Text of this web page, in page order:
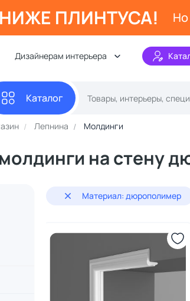
ПЛИНТУСА!
Дизайнерам интерьера
Каталог
Лепнина Молдинги
на стену
Материал: дюрополимер